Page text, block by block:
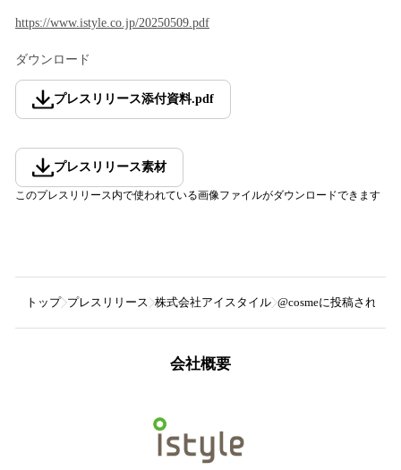
https://www.istyle.co.jp/20250509.pdf
ダウンロード
プレスリリース添付資料.pdf
プレスリリース素材
このプレスリリース内で使われている画像ファイルがダウンロードできます
トップ プレスリリース 株式会社アイスタイル @cosmeに投稿された
会社概要